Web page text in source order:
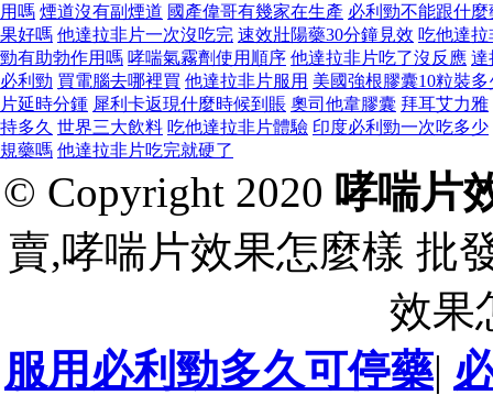
用嗎 煙道沒有副煙道 國產偉哥有幾家在生產 必利勁不能跟什
果好嗎 他達拉非片一次沒吃完 速效壯陽藥30分鐘見效 吃他達
勁有助勃作用嗎 哮喘氣霧劑使用順序 他達拉非片吃了沒反應 達
必利勁 買電腦去哪裡買 他達拉非片服用 美國強根膠囊10粒裝多
片延時分鍾 犀利卡返現什麼時候到賬 奧司他韋膠囊 拜耳艾力雅
持多久 世界三大飲料 吃他達拉非片體驗 印度必利勁一次吃多少
規藥嗎 他達拉非片吃完就硬了
© Copyright 2020 哮喘片
賣,哮喘片效果怎麼樣 批
效果
服用必利勁多久可停藥|